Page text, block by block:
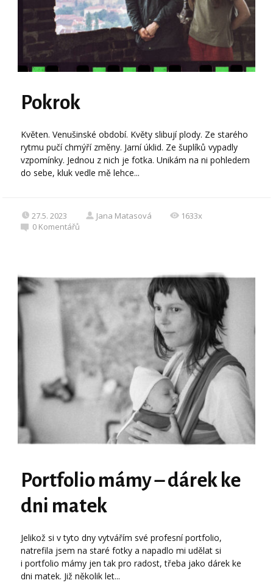
Pokrok
Květen. Venušinské období. Květy slibují plody. Ze starého
rytmu pučí chmýří změny. Jarní úklid. Ze šuplíků vypadly
vzpomínky. Jednou z nich je fotka. Unikám na ni pohledem
do sebe, kluk vedle mě lehce...
27.5. 2023 Jana Matasová
1633x
0 Komentářů
Portfolio mámy – dárek ke
dni matek
Jelikož si v tyto dny vytvářím své profesní portfolio,
natrefila jsem na staré fotky a napadlo mi udělat si
i portfolio mámy jen tak pro radost, třeba jako dárek ke
dni matek. Již několik let...